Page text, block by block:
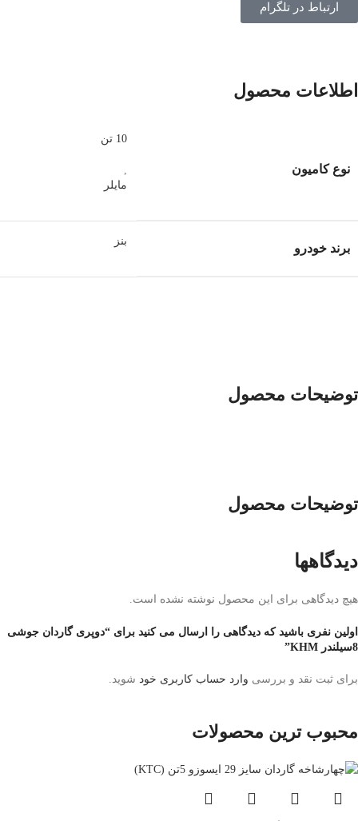
ارتباط در تلگرام
توضیحات محصول
اطلاعات محصول
نوع کامیون
10 تن
,
مایلر
برند خودرو
بنز
توضیحات محصول
دیدگاهها
هیچ دیدگاهی برای این محصول نوشته نشده است.
اولین نفری باشید که دیدگاهی را ارسال می کنید برای “دوپری گاردان جوشی
8سیلندر KHM”
برای ثبت نقد و بررسی وارد حساب کاربری خود شوید.
محبوب ترین محصولات